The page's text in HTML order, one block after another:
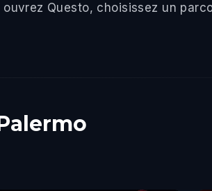
Questo, choisissez un